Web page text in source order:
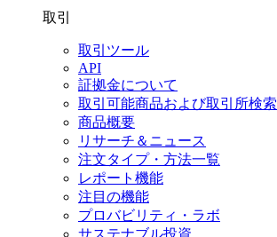
取引
取引ツール
API
証拠金について
取引可能商品および取引所検索
商品概要
リサーチ＆ニュース
注文タイプ・方法一覧
レポート機能
注目の機能
プロバビリティ・ラボ
サステナブル投資